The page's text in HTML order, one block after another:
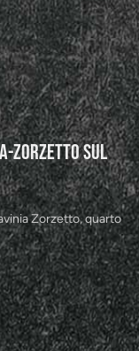
Zorzetto sul
Zorzetto, quarto